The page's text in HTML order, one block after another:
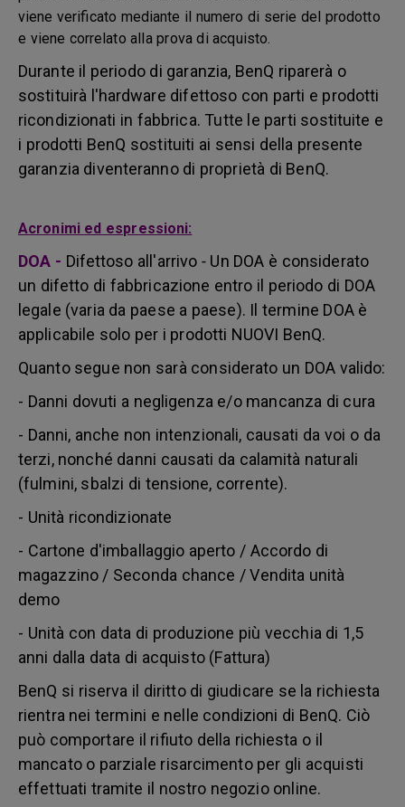
viene verificato mediante il numero di serie del prodotto
e viene correlato alla prova di acquisto.
Durante il periodo di garanzia, BenQ riparerà o
sostituirà l'hardware difettoso con parti e prodotti
ricondizionati in fabbrica. Tutte le parti sostituite e
i prodotti BenQ sostituiti ai sensi della presente
garanzia diventeranno di proprietà di BenQ.
Acronimi ed espressioni:
DOA - Difettoso all'arrivo - Un DOA è considerato
un difetto di fabbricazione entro il periodo di DOA
legale (varia da paese a paese). Il termine DOA è
applicabile solo per i prodotti NUOVI BenQ.
Quanto segue non sarà considerato un DOA valido:
- Danni dovuti a negligenza e/o mancanza di cura
- Danni, anche non intenzionali, causati da voi o da
terzi, nonché danni causati da calamità naturali
(fulmini, sbalzi di tensione, corrente).
- Unità ricondizionate
- Cartone d'imballaggio aperto / Accordo di
magazzino / Seconda chance / Vendita unità
demo
- Unità con data di produzione più vecchia di 1,5
anni dalla data di acquisto (Fattura)
BenQ si riserva il diritto di giudicare se la richiesta
rientra nei termini e nelle condizioni di BenQ. Ciò
può comportare il rifiuto della richiesta o il
mancato o parziale risarcimento per gli acquisti
effettuati tramite il nostro negozio online.